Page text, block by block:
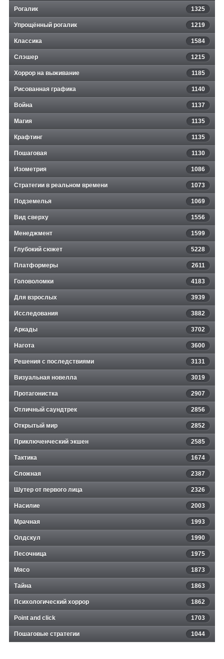
Рогалик 1325
Упрощённый рогалик 1219
Классика 1584
Слэшер 1215
Хоррор на выживание 1185
Рисованная графика 1140
Война 1137
Магия 1135
Крафтинг 1135
Пошаговая 1130
Изометрия 1086
Стратегии в реальном времени 1073
Подземелья 1069
Вид сверху 1556
Менеджмент 1599
Глубокий сюжет 5228
Платформеры 2611
Головоломки 4183
Для взрослых 3939
Исследования 3882
Аркады 3702
Нагота 3600
Решения с последствиями 3131
Визуальная новелла 3019
Протагонистка 2907
Отличный саундтрек 2856
Открытый мир 2852
Приключенческий экшен 2585
Тактика 1674
Сложная 2387
Шутер от первого лица 2326
Насилие 2003
Мрачная 1993
Олдскул 1990
Песочница 1975
Мясо 1873
Тайна 1863
Психологический хоррор 1862
Point and click 1703
Пошаговые стратегии 1044